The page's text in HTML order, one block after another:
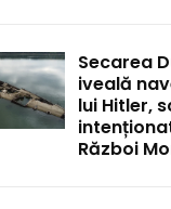
Secarea
iveală
lui Hitler,
Război